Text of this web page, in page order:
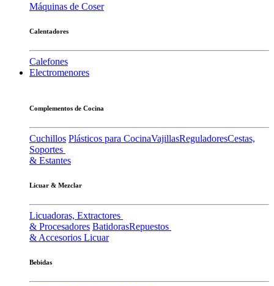
Máquinas de Coser
Calentadores
Calefones
Electromenores
Complementos de Cocina
Cuchillos Plásticos para CocinaVajillasReguladoresCestas,
Soportes
& Estantes
Licuar & Mezclar
Licuadoras, Extractores
& Procesadores BatidorasRepuestos
& Accesorios Licuar
Bebidas